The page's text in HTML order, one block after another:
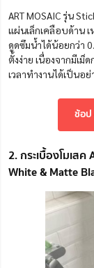
ART MOSAIC รุ่น
แผ่นเล็กเคลือบด้าน
ดูดซึมน้ำได้น้อยกว่า
ตั้งง่าย เนื่องจากมีเ
เวลาทำงานได้เป็นอย่
ช้อป
2. กระเบื้องโมเส
White & Matte